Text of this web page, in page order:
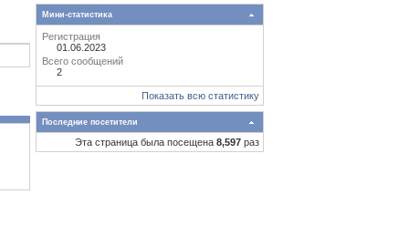
Мини-статистика
Регистрация
01.06.2023
Всего сообщений
2
Показать всю статистику
Последние посетители
Эта страница была посещена 8,597раз